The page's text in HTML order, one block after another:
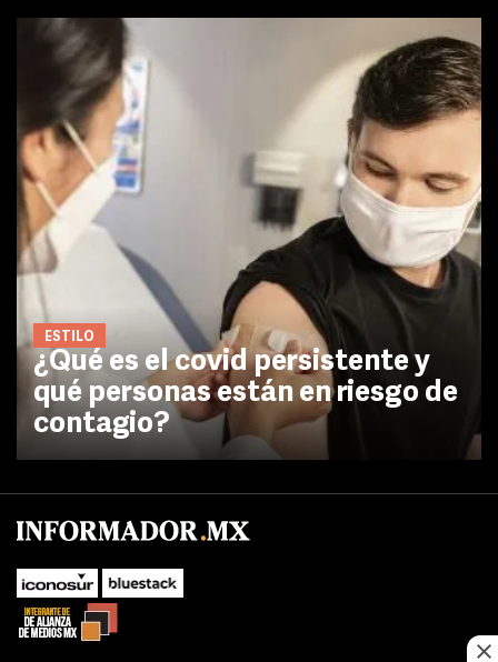
ESTILO
¿Qué es el covid persistente y
qué personas están en riesgo de
contagio?